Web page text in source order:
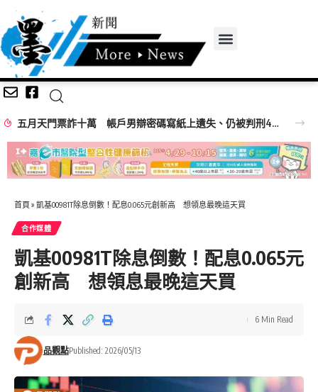
五月天門票詐十萬 帳戶男辯密碼寫紙上遺失、仍被判刑4月
首頁 » 凱基00981T除息倒數！配息0.065元創新高 想領息最晚這天買
合作媒體
凱基00981T除息倒數！配息0.065元
創新高 想領息最晚這天買
品觀點Published: 2026/05/13
6 Min Read